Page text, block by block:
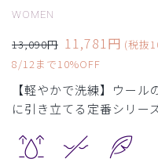
WOMEN
13,090円 11,781円 (税抜
8/12まで10%OFF
【軽やかで洗練】ウー
に引き立てる定番シリーズ